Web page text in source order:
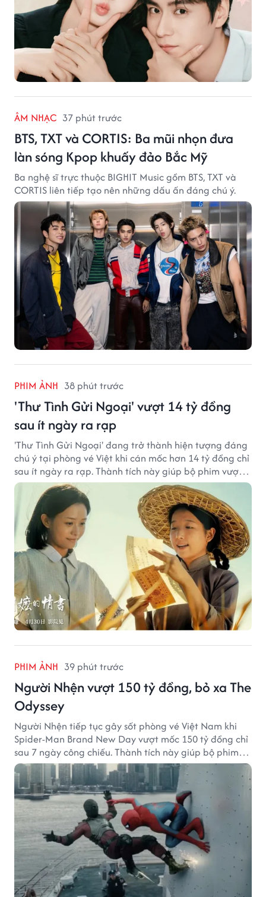
ÂM NHẠC 37 phút trước
BTS, TXT và CORTIS: Ba mũi nhọn đưa
làn sóng Kpop khuấy đảo Bắc Mỹ
Ba nghệ sĩ trực thuộc BIGHIT Music gồm BTS, TXT và
CORTIS liên tiếp tạo nên những dấu ấn đáng chú ý.
PHIM ẢNH 38 phút trước
'Thư Tình Gửi Ngoại' vượt 14 tỷ đồng
sau ít ngày ra rạp
'Thư Tình Gửi Ngoại' đang trở thành hiện tượng đáng
chú ý tại phòng vé Việt khi cán mốc hơn 14 tỷ đồng chỉ
sau ít ngày ra rạp. Thành tích này giúp bộ phim vượt
kỳ vọng ban đầu và duy trì sức hút giữa cuộc cạnh
tranh của nhiều tác phẩm lớn.
PHIM ẢNH 39 phút trước
Người Nhện vượt 150 tỷ đồng, bỏ xa The
Odyssey
Người Nhện tiếp tục gây sốt phòng vé Việt Nam khi
Spider-Man Brand New Day vượt mốc 150 tỷ đồng chỉ
sau 7 ngày công chiếu. Thành tích này giúp bộ phim
của Tom Holland tạo khoảng cách đáng kể với The
Odyssey trên đường đua doanh thu.